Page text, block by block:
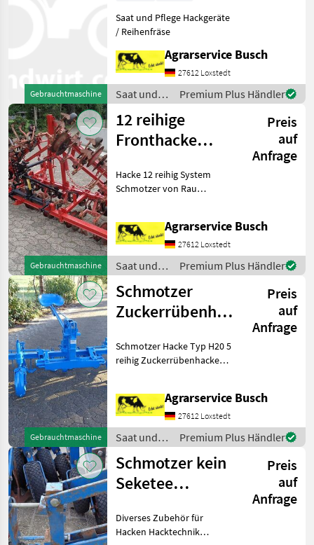
Gebrauchtmaschine
Saat und Pflege Hackgeräte
/ Reihenfräse
Agrarservice Busch
27612 Loxstedt
Saat und
Pflege /
Schmotzer
Premium Plus Händler
Gebrauchtmaschine
12 reihige
Fronthacke
Schmotzer von
Preis
auf
Anfrage
Hacke 12 reihig System
Schmotzer von Rau
durch KombianaAgrarservice Busch
27612 Loxstedt
Saat und
Pflege /
Schmotzer
Premium Plus Händler
Gebrauchtmaschine
Schmotzer
Zuckerrübenhacke
Hacke
Gemüsehacke
Preis
auf
Anfrage
Schmotzer Hacke Typ H20 5
reihig Zuckerrübenhacke
Prallelogrammsteuerung
Scheibenseche zur
Spurführung 3 Punktanbau
45cm Hackreihe Schut
Agrarservice Busch
27612 Loxstedt
Saat und
Pflege /
Schmotzer
Premium Plus Händler
Schmotzer kein
Seketee
Kongskilde
Preis
auf
Anfrage
Diverses Zubehör für
Hacken Hacktechnik